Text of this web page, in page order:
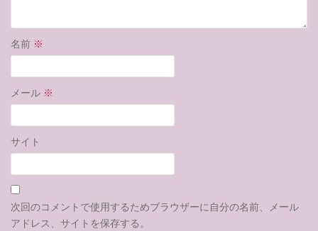
名前 ※
メール ※
サイト
次回のコメントで使用するためブラウザーに自分の名前、メール
アドレス、サイトを保存する。